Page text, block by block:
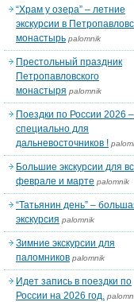
“Храм у озера” – летние
экскурсии в
монастырь palomnik
Престольный праздник
Петропавловского
монастыря palomnik
Поездки по России 2026 –
специально для
дальневосточников !
Большие экскурсии для
феврале и марте palomnik
“Татьянин день” –
экскурсия palomnik
Зимние экскурсии для
паломников palomnik
Идет запись в поездки по
России на 2026 год.